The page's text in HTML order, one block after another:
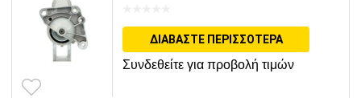
ΔΙΑΒΆΣΤΕ ΠΕΡΙΣΣΌΤΕΡΑ
Συνδεθείτε για προβολή τιμών